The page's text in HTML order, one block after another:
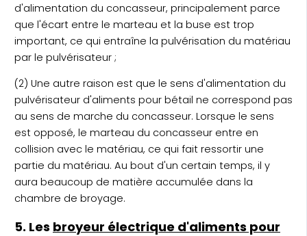
d'alimentation du concasseur, principalement parce
que l'écart entre le marteau et la buse est trop
important, ce qui entraîne la pulvérisation du matériau
par le pulvérisateur ;
(2) Une autre raison est que le sens d'alimentation du
pulvérisateur d'aliments pour bétail ne correspond pas
au sens de marche du concasseur. Lorsque le sens
est opposé, le marteau du concasseur entre en
collision avec le matériau, ce qui fait ressortir une
partie du matériau. Au bout d'un certain temps, il y
aura beaucoup de matière accumulée dans la
chambre de broyage.
5. Les broyeur électrique d'aliments pour